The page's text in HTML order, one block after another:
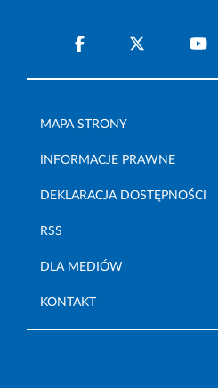
MAPA STRONY
INFORMACJE PRAWNE
DEKLARACJA DOSTĘPNOŚCI
RSS
DLA MEDIÓW
KONTAKT